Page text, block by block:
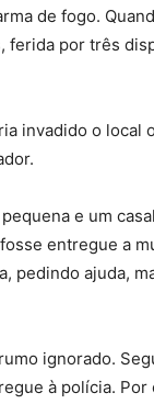
de fogo.
ferida por três
invadido o local
e um
entregue a
pedindo ajuda,
ignorado.
à polícia.